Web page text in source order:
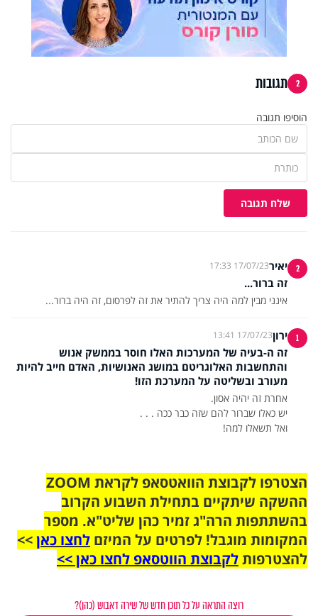
2 תגובות
הוסיפו תגובה
שלח תגובה
2 יאיר17/07/23 17:33
זה ברור...
אינני מבין למה היה צריך להתיר את זה לפרסום, זה היה ברור...
1 ירון17/07/23 13:41
זה ה-בעיה של המערכות האלו חוסר בממשק אנוש
והתחשבות האלוגריטם במושג האנושיות, האדם חייב להיות
מעורב ובשליטה על המערכת הזו!
ואל תשאלו למה!
הצטרפו לקבוצת הוואטסאפ לקראת ZOOM
ההשקה שיתקיים בתחילת השבוע הקרוב
בהשתתפות הרה"ג זמיר כהן שליט"א. מספר
המקומות מוגבל! לפרטים על המיזם לחצו כאן>>
להצטרפותלקבוצת הווטסאפ לחצו כאן >>
רוצה התראה על כל תוכן חדש של שירה דאבוש (כהן)?